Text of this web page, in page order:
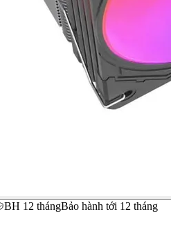
BH 12 thángBảo hành tới 12 tháng